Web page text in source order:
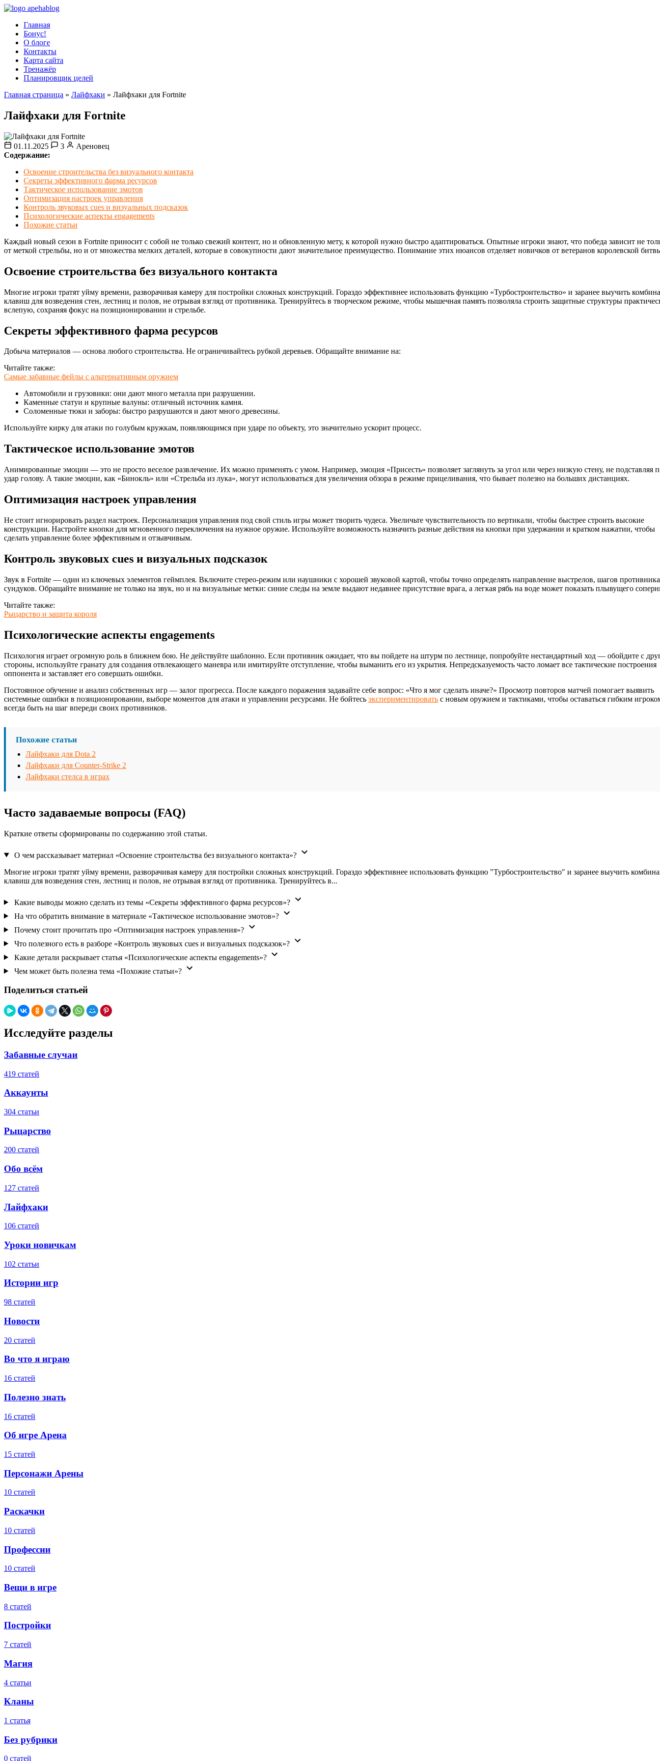
Главная
Бонус!
О блоге
Контакты
Карта сайта
Тренажёр
Планировщик целей
Главная страница » Лайфхаки » Лайфхаки для Fortnite
Лайфхаки для Fortnite
01.11.2025 3
Ареновец
Содержание:
Освоение строительства без визуального контакта
Секреты эффективного фарма ресурсов
Тактическое использование эмотов
Оптимизация настроек управления
Контроль звуковых cues и визуальных подсказок
Психологические аспекты engagements
Похожие статьи
Каждый новый сезон в Fortnite приносит с собой не только свежий контент, но и обновленную мету, к которой нужно быстро адаптироваться. Опытные игроки знают, что победа зависит не
от меткой стрельбы, но и от множества мелких деталей, которые в совокупности дают значительное преимущество. Понимание этих нюансов отделяет новичков от ветеранов королевской
Освоение строительства без визуального контакта
Многие игроки тратят уйму времени, разворачивая камеру для постройки сложных конструкций. Гораздо эффективнее использовать функцию «Турбостроительство» и заранее выучить
клавиш для возведения стен, лестниц и полов, не отрывая взгляд от противника. Тренируйтесь в творческом режиме, чтобы мышечная память позволяла строить защитные структуры
вслепую, сохраняя фокус на позиционировании и стрельбе.
Секреты эффективного фарма ресурсов
Добыча материалов — основа любого строительства. Не ограничивайтесь рубкой деревьев. Обращайте внимание на:
Читайте также:
Самые забавные фейлы с альтернативным оружием
Автомобили и грузовики: они дают много металла при разрушении.
Каменные статуи и крупные валуны: отличный источник камня.
Соломенные тюки и заборы: быстро разрушаются и дают много древесины.
Используйте кирку для атаки по голубым кружкам, появляющимся при ударе по объекту, это значительно ускорит процесс.
Тактическое использование эмотов
Анимированные эмоции — это не просто веселое развлечение. Их можно применять с умом. Например, эмоция «Присесть» позволяет заглянуть за угол или через низкую стену, не подставляя
удар голову. А такие эмоции, как «Бинокль» или «Стрельба из лука», могут использоваться для увеличения обзора в режиме прицеливания, что бывает полезно на больших дистанциях.
Оптимизация настроек управления
Не стоит игнорировать раздел настроек. Персонализация управления под свой стиль игры может творить чудеса. Увеличьте чувствительность по вертикали, чтобы быстрее строить высокие
конструкции. Настройте кнопки для мгновенного переключения на нужное оружие. Используйте возможность назначить разные действия на кнопки при удержании и кратком нажатии, чтобы
сделать управление более эффективным и отзывчивым.
Контроль звуковых cues и визуальных подсказок
Звук в Fortnite — один из ключевых элементов геймплея. Включите стерео-режим или наушники с хорошей звуковой картой, чтобы точно определять направление выстрелов, шагов
сундуков. Обращайте внимание не только на звук, но и на визуальные метки: синие следы на земле выдают недавнее присутствие врага, а легкая рябь на воде может показать плывущего
Читайте также:
Рыцарство и защита короля
Психологические аспекты engagements
Психология играет огромную роль в ближнем бою. Не действуйте шаблонно. Если противник ожидает, что вы пойдете на штурм по лестнице, попробуйте нестандартный ход — обойдите с
стороны, используйте гранату для создания отвлекающего маневра или имитируйте отступление, чтобы выманить его из укрытия. Непредсказуемость часто ломает все тактические построения
оппонента и заставляет его совершать ошибки.
Постоянное обучение и анализ собственных игр — залог прогресса. После каждого поражения задавайте себе вопрос: «Что я мог сделать иначе?» Просмотр повторов матчей помогает выявить
системные ошибки в позиционировании, выборе моментов для атаки и управлении ресурсами. Не бойтесь экспериментировать с новым оружием и тактиками, чтобы оставаться гибким
всегда быть на шаг впереди своих противников.
Похожие статьи
Лайфхаки для Dota 2
Лайфхаки для Counter-Strike 2
Лайфхаки стелса в играх
Часто задаваемые вопросы (FAQ)
Краткие ответы сформированы по содержанию этой статьи.
О чем рассказывает материал «Освоение строительства без визуального контакта»?
Многие игроки тратят уйму времени, разворачивая камеру для постройки сложных конструкций. Гораздо эффективнее использовать функцию "Турбостроительство" и заранее выучить
клавиш для возведения стен, лестниц и полов, не отрывая взгляд от противника. Тренируйтесь в...
Какие выводы можно сделать из темы «Секреты эффективного фарма ресурсов»?
На что обратить внимание в материале «Тактическое использование эмотов»?
Почему стоит прочитать про «Оптимизация настроек управления»?
Что полезного есть в разборе «Контроль звуковых cues и визуальных подсказок»?
Какие детали раскрывает статья «Психологические аспекты engagements»?
Чем может быть полезна тема «Похожие статьи»?
Поделиться статьей
Исследуйте разделы
Забавные случаи
419 статей
Аккаунты
304 статьи
Рыцарство
200 статей
Обо всём
127 статей
Лайфхаки
106 статей
Уроки новичкам
102 статьи
Истории игр
98 статей
Новости
20 статей
Во что я играю
16 статей
Полезно знать
16 статей
Об игре Арена
15 статей
Персонажи Арены
10 статей
Раскачки
10 статей
Профессии
10 статей
Вещи в игре
8 статей
Постройки
7 статей
Магия
4 статьи
Кланы
1 статья
Без рубрики
0 статей